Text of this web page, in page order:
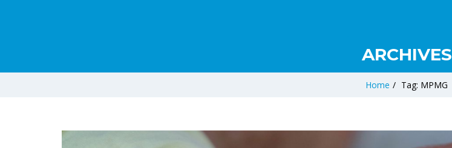
ARCHIVES
Home / Tag: MPMG